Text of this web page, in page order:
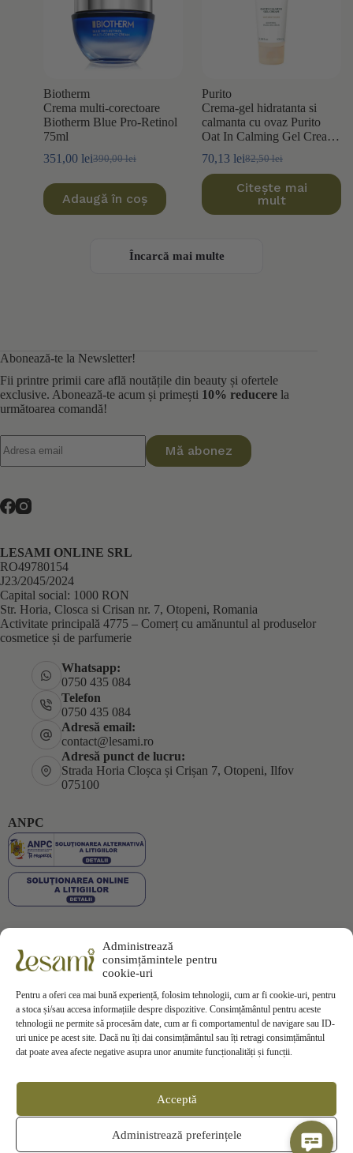
Biotherm
Crema multi-corectoare
Biotherm Blue Pro-Retinol
75ml
390,00lei
Prețul
fost:
351,00 leiPrețul
este:
351,00 lei.
Adaugă în coș
Purito
Crema-gel hidratanta si
calmanta cu ovaz Purito
Oat In Calming Gel Cream
82,50lei
Prețul
a
fost:
70,13 leiPrețul
este:
70,13 lei.
Citește mai
mult
Încarcă mai multe
Abonează-te la Newsletter!
Fii printre primii care află noutățile din beauty și ofertele
exclusive. Abonează-te acum și primești 10% reducere la
următoarea comandă!
Mă abonez
LESAMI ONLINE SRL
RO49780154
J23/2045/2024
Capital social: 1000 RON
Str. Horia, Closca si Crisan nr. 7, Otopeni, Romania
Activitate principală 4775 – Comerț cu amănuntul al produselor
cosmetice și de parfumerie
Whatsapp:
0750 435 084
Telefon
0750 435 084
Adresă email:
contact@lesami.ro
Adresă punct de lucru:
Strada Horia Cloșca și Crișan 7, Otopeni, Ilfov
075100
ANPC
Plata securizată
Informații
Politica de Retur
Administrează
consimțămintele pentru
cookie-uri
Pentru a oferi cea mai bună experiență, folosim tehnologii, cum ar fi cookie-uri, pentru
a stoca și/sau accesa informațiile despre dispozitive. Consimțământul pentru aceste
tehnologii ne permite să procesăm date, cum ar fi comportamentul de navigare sau ID-
uri unice pe acest site. Dacă nu îți dai consimțământul sau îți retragi consimțământul
dat poate avea afecte negative asupra unor anumite funcționalități și funcții.
Acceptă
Administrează preferințele